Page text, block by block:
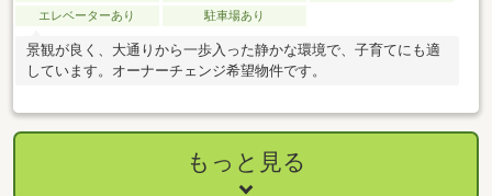
エレベーターあり
駐車場あり
景観が良く、大通りから一歩入った静かな環境で、子育てにも適
しています。オーナーチェンジ希望物件です。
もっと見る